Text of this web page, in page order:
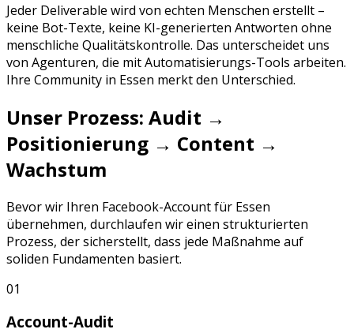
Jeder Deliverable wird von echten Menschen erstellt –
keine Bot-Texte, keine KI-generierten Antworten ohne
menschliche Qualitätskontrolle. Das unterscheidet uns
von Agenturen, die mit Automatisierungs-Tools arbeiten.
Ihre Community in Essen merkt den Unterschied.
Unser Prozess: Audit →
Positionierung → Content →
Wachstum
Bevor wir Ihren Facebook-Account für Essen
übernehmen, durchlaufen wir einen strukturierten
Prozess, der sicherstellt, dass jede Maßnahme auf
soliden Fundamenten basiert.
01
Account-Audit